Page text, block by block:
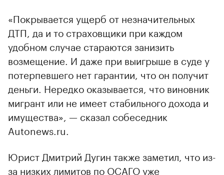
«Покрывается ущерб от незначительных
ДТП, да и то страховщики при каждом
удобном случае стараются занизить
возмещение. И даже при выигрыше в суде у
потерпевшего нет гарантии, что он получит
деньги. Нередко оказывается, что виновник
мигрант или не имеет стабильного дохода и
имущества», — сказал собеседник
Autonews.ru.
Юрист Дмитрий Дугин также заметил, что из-
за низких лимитов по ОСАГО уже